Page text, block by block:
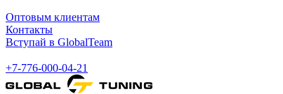
Оптовым клиентам
Контакты
Вступай в GlobalTeam
+7-776-000-04-21